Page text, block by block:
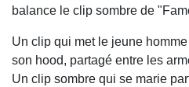
balance le clip sombre de
Un clip qui met le jeune
son hood, partagé entre les
Un clip sombre qui se marie